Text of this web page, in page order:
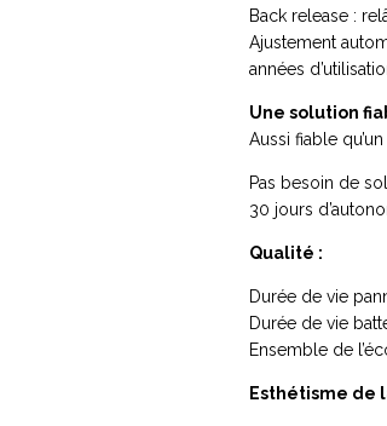
Back release:
Ajustement
années
Une solution
Aussi fiable
Pas besoin de
30 jours
Qualité :
Durée de vie
Durée de vie
Ensemble de
Esthétisme de